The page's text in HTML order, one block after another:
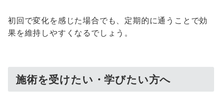
初回で変化を感じた場合でも、定期的に通うことで効
果を維持しやすくなるでしょう。
施術を受けたい・学びたい方へ